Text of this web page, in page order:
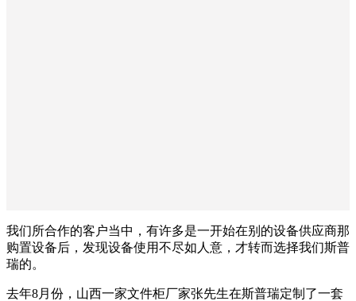
我们所合作的客户当中，有许多是一开始在别的设备供应商那
购置设备后，发现设备使用不尽如人意，才转而选择我们斯普
瑞的。
去年8月份，山西一家文件柜厂家张先生在斯普瑞定制了一套